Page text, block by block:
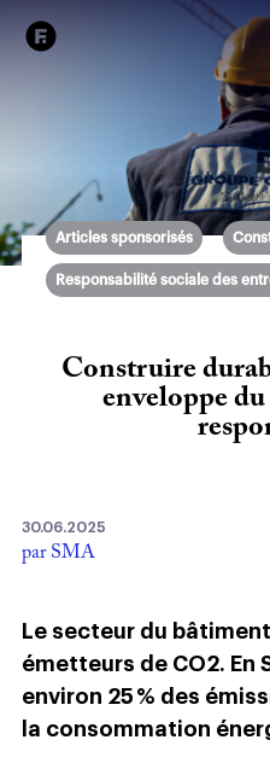
Articles sponsorisés
Responsabilité sociale des
Construire
enveloppe
30.06.2025
par SMA
Le secteur du
émetteurs de CO2. En
environ 25 % des
la consommation